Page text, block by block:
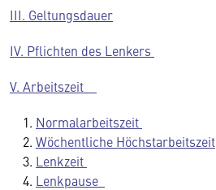
III. Geltungsdauer
IV. Pflichten des Lenkers
V. Arbeitszeit
Normalarbeitszeit
Wöchentliche Höchstarbeitszeit
Lenkzeit
Lenkpause